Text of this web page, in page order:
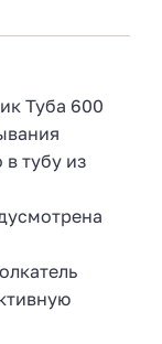
Туба 600
тубу из